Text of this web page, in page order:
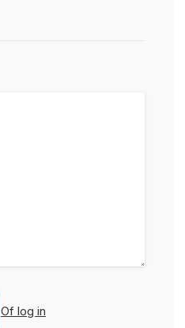
Of log in